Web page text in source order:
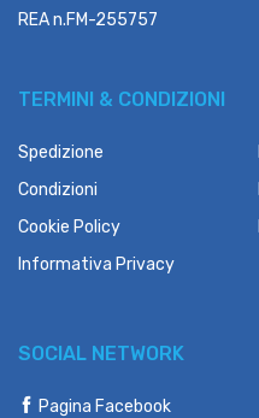
REA n.FM-255757
TERMINI & CONDIZIONI
Spedizione
Condizioni
Cookie Policy
Informativa Privacy
SOCIAL NETWORK
Pagina Facebook